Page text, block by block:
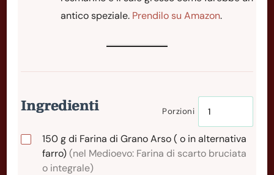
antico speziale. Prendilo su Amazon.
Ingredienti Porzioni
150gdi Farina di Grano Arso ( o in alternativa
farro)(nel Medioevo: Farina di scarto bruciata
o integrale)